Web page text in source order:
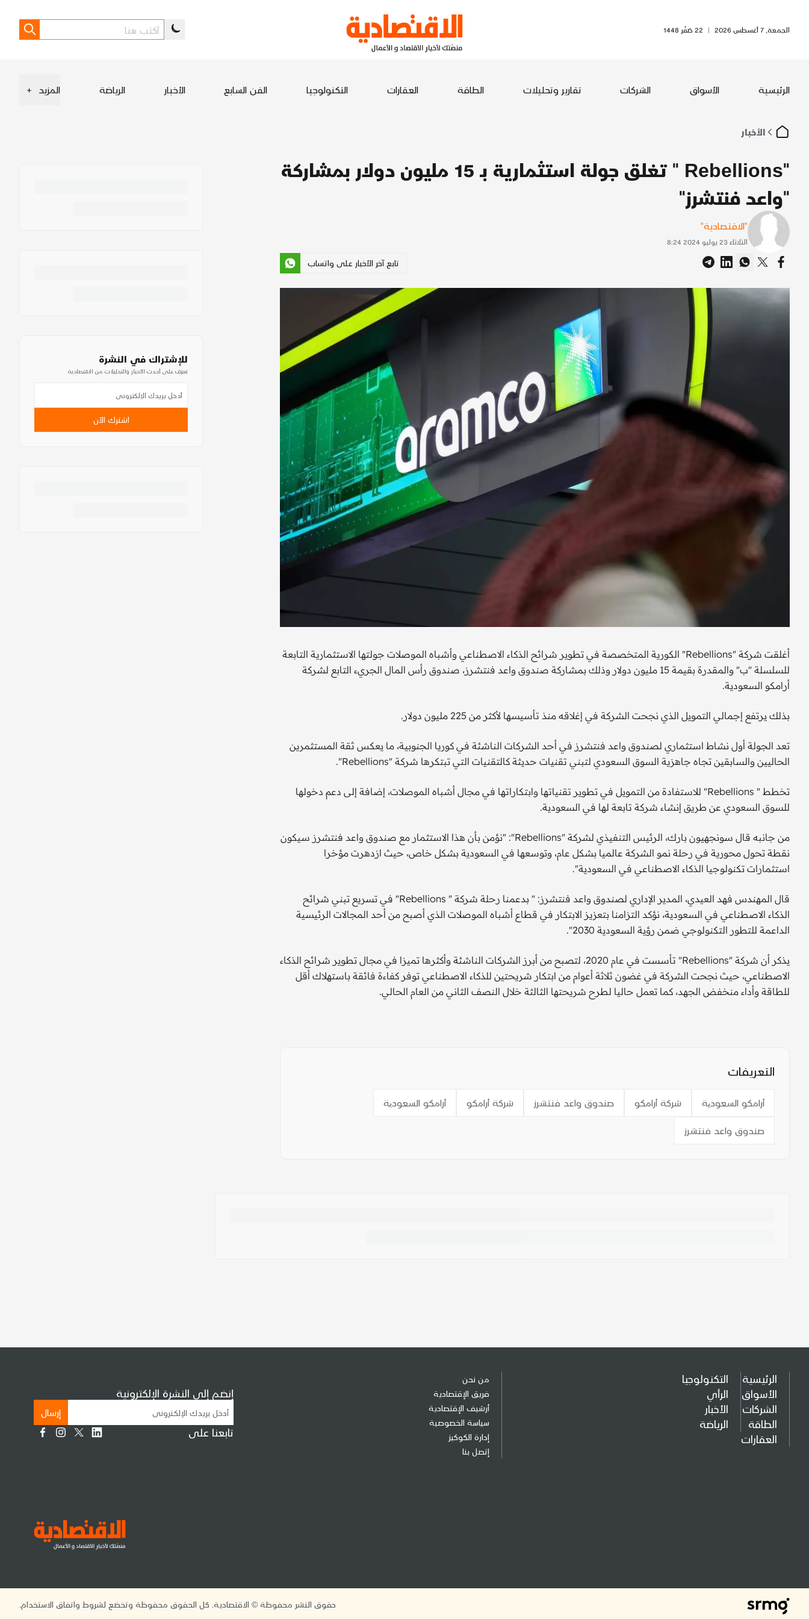
الجمعة, 7 أغسطس 2026 | 22 صَفَر 1448
الرئيسية الأسواق الشركات تقارير وتحليلات الطاقة العقارات التكنولوجيا الفن السابع الأخبار الرياضة المزيد +
الأخبار
"Rebellions " تغلق جولة استثمارية بـ 15 مليون دولار بمشاركة
"واعد فنتشرز"
"الاقتصادية"
الثلاثاء 23 يوليو 2024 8:24
تابع آخر الأخبار على واتساب
أغلقت شركة "Rebellions" الكورية المتخصصة في تطوير شرائح الذكاء الاصطناعي وأشباه الموصلات جولتها الاستثمارية التابعة
للسلسلة "ب" والمقدرة بقيمة 15 مليون دولار وذلك بمشاركة صندوق واعد فنتشرز، صندوق رأس المال الجريء التابع لشركة
أرامكو السعودية.
بذلك يرتفع إجمالي التمويل الذي نجحت الشركة في إغلاقه منذ تأسيسها لأكثر من 225 مليون دولار.
تعد الجولة أول نشاط استثماري لصندوق واعد فنتشرز في أحد الشركات الناشئة في كوريا الجنوبية، ما يعكس ثقة المستثمرين
الحاليين والسابقين تجاه جاهزية السوق السعودي لتبني تقنيات حديثة كالتقنيات التي تبتكرها شركة "Rebellions".
تخطط " Rebellions" للاستفادة من التمويل في تطوير تقنياتها وابتكاراتها في مجال أشباه الموصلات، إضافة إلى دعم دخولها
للسوق السعودي عن طريق إنشاء شركة تابعة لها في السعودية.
من جانبه قال سونجهيون بارك، الرئيس التنفيذي لشركة "Rebellions": "نؤمن بأن هذا الاستثمار مع صندوق واعد فنتشرز سيكون
نقطة تحول محورية في رحلة نمو الشركة عالميا بشكل عام، وتوسعها في السعودية بشكل خاص، حيث ازدهرت مؤخرا
استثمارات تكنولوجيا الذكاء الاصطناعي في السعودية".
قال المهندس فهد العيدي، المدير الإداري لصندوق واعد فنتشرز: " بدعمنا رحلة شركة " Rebellions" في تسريع تبني شرائح
الذكاء الاصطناعي في السعودية، نؤكد التزامنا بتعزيز الابتكار في قطاع أشباه الموصلات الذي أصبح من أحد المجالات الرئيسية
الداعمة للتطور التكنولوجي ضمن رؤية السعودية 2030".
يذكر أن شركة "Rebellions" تأسست في عام 2020، لتصبح من أبرز الشركات الناشئة وأكثرها تميزا في مجال تطوير شرائح الذكاء
الاصطناعي، حيث نجحت الشركة في غضون ثلاثة أعوام من ابتكار شريحتين للذكاء الاصطناعي توفر كفاءة فائقة باستهلاك أقل
للطاقة وأداء منخفض الجهد، كما تعمل حاليا لطرح شريحتها الثالثة خلال النصف الثاني من العام الحالي.
التعريفات
أرامكو السعودیة شركة أرامكو صندوق واعد فنتشرز شركة أرامكو أرامكو السعودیة
صندوق واعد فنتشرز
للإشتراك في النشرة
تعرف على أحدث الأخبار والتحليلات من الاقتصادية
اشترك الآن
الرئيسية
الأسواق
الشركات
الطاقة
العقارات
التكنولوجيا
الرأي
الأخبار
الرياضة
من نحن
فريق الإقتصادية
أرشيف الإقتصادية
سياسة الخصوصية
إدارة الكوكيز
إتصل بنا
إنضم إلى النشرة الإلكترونية
إرسال
تابعنا على
حقوق النشر محفوظة © الاقتصادية. كل الحقوق محفوظة وتخضع لشروط واتفاق الاستخدام.